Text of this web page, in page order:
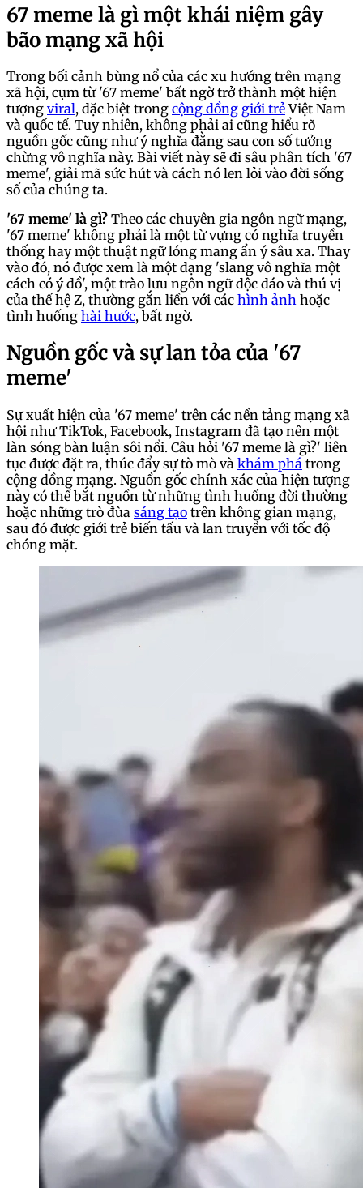
67 meme là gì một khái niệm gây
bão mạng xã hội
Trong bối cảnh bùng nổ của các xu hướng trên mạng
xã hội, cụm từ '67 meme' bất ngờ trở thành một hiện
tượng viral, đặc biệt trong cộng đồng giới trẻViệt Nam
và quốc tế. Tuy nhiên, không phải ai cũng hiểu rõ
nguồn gốc cũng như ý nghĩa đằng sau con số tưởng
chừng vô nghĩa này. Bài viết này sẽ đi sâu phân tích '67
meme', giải mã sức hút và cách nó len lỏi vào đời sống
số của chúng ta.
'67 meme' là gì? Theo các chuyên gia ngôn ngữ mạng,
'67 meme' không phải là một từ vựng có nghĩa truyền
thống hay một thuật ngữ lóng mang ẩn ý sâu xa. Thay
vào đó, nó được xem là một dạng 'slang vô nghĩa một
cách có ý đồ', một trào lưu ngôn ngữ độc đáo và thú vị
của thế hệ Z, thường gắn liền với các hình ảnh hoặc
tình huống hài hước, bất ngờ.
Nguồn gốc và sự lan tỏa của '67
meme'
Sự xuất hiện của '67 meme' trên các nền tảng mạng xã
hội như TikTok, Facebook, Instagram đã tạo nên một
làn sóng bàn luận sôi nổi. Câu hỏi '67 meme là gì?' liên
tục được đặt ra, thúc đẩy sự tò mò và khám phá trong
cộng đồng mạng. Nguồn gốc chính xác của hiện tượng
này có thể bắt nguồn từ những tình huống đời thường
hoặc những trò đùa sáng tạo trên không gian mạng,
sau đó được giới trẻ biến tấu và lan truyền với tốc độ
chóng mặt.